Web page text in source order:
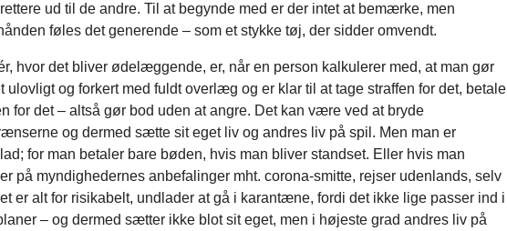
ud til de andre. Til at begynde med er der intet at bemærke, men
føles det generende – som et stykke tøj, der sidder omvendt.
hvor det bliver ødelæggende, er, når en person kalkulerer med, at man gør
ulovligt og forkert med fuldt overlæg og er klar til at tage straffen for det, betale
for det – altså gør bod uden at angre. Det kan være ved at bryde
og dermed sætte sit eget liv og andres liv på spil. Men man er
for man betaler bare bøden, hvis man bliver standset. Eller hvis man
på myndighedernes anbefalinger mht. corona-smitte, rejser udenlands, selv
er alt for risikabelt, undlader at gå i karantæne, fordi det ikke lige passer ind i
– og dermed sætter ikke blot sit eget, men i højeste grad andres liv på